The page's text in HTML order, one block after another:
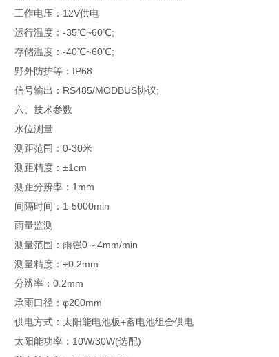
工作电压：12V供电
运行温度：-35℃~60℃;
存储温度：-40℃~60℃;
野外防护等：IP68
信号输出：RS485/MODBUS协议;
六、技术参数
水位测量
测距范围：0-30米
测距精度：±1cm
测距分辨率：1mm
间隔时间：1-5000min
雨量监测
测量范围：雨强0～4mm/min
测量精度：±0.2mm
分辨率：0.2mm
承雨口径：φ200mm
供电方式：太阳能电池板+蓄电池组合供电
太阳能功率：10W/30W(选配)